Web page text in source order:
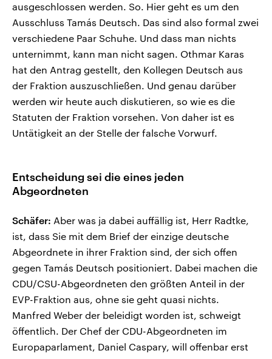
ausgeschlossen werden. So. Hier geht es um den
Ausschluss Tamás Deutsch. Das sind also formal zwei
verschiedene Paar Schuhe. Und dass man nichts
unternimmt, kann man nicht sagen. Othmar Karas
hat den Antrag gestellt, den Kollegen Deutsch aus
der Fraktion auszuschließen. Und genau darüber
werden wir heute auch diskutieren, so wie es die
Statuten der Fraktion vorsehen. Von daher ist es
Untätigkeit an der Stelle der falsche Vorwurf.
Entscheidung sei die eines jeden
Abgeordneten
Schäfer: Aber was ja dabei auffällig ist, Herr Radtke,
ist, dass Sie mit dem Brief der einzige deutsche
Abgeordnete in ihrer Fraktion sind, der sich offen
gegen Tamás Deutsch positioniert. Dabei machen die
CDU/CSU-Abgeordneten den größten Anteil in der
EVP-Fraktion aus, ohne sie geht quasi nichts.
Manfred Weber der beleidigt worden ist, schweigt
öffentlich. Der Chef der CDU-Abgeordneten im
Europaparlament, Daniel Caspary, will offenbar erst